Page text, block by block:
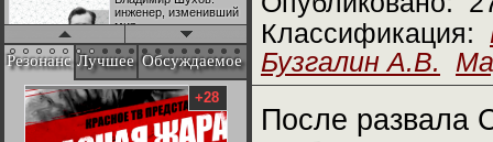
инженер, изменивший
мир
"Аркадий Коц" на
эгалите-фесте "Не
Пряча Лица"
Резонанс Лучшее Обсуждаемое
+28
Классификация:
Бузгалин А.В.
После развала